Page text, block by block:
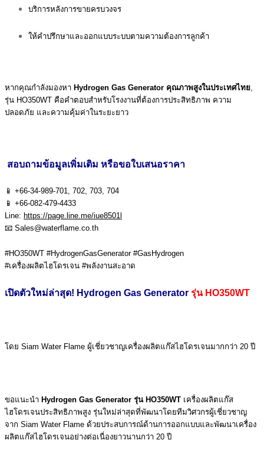
บริการหลังการขายครบวงจร
ให้คำปรึกษาและออกแบบระบบตามความต้องการลูกค้า
หากคุณกำลังมองหา Hydrogen Gas Generator คุณภาพสูงในประเทศไทย
รุ่น HO350WT คือคำตอบสำหรับโรงงานที่ต้องการประสิทธิภาพ ความ
ปลอดภัย และความคุ้มค่าในระยะยาว
สอบถามข้อมูลเพิ่มเติม หรือขอใบเสนอราคา
📱 +66-34-989-701, 702, 703, 704
📱 +66-082-479-4433
Line: https://page.line.me/iue8501l
📧 Sales@waterflame.co.th
#HO350WT #HydrogenGasGenerator #GasHydrogen
#เครื่องผลิตไฮโดรเจน #พลังงานสะอาด
เปิดตัวใหม่ล่าสุด! Hydrogen Gas Generator รุ่น HO350WT
โดย Siam Water Flame ผู้เชี่ยวชาญเครื่องผลิตแก๊สไฮโดรเจนมากกว่า 20 ปี
ขอแนะนำ Hydrogen Gas Generator รุ่น HO350WT เครื่องผลิตแก๊ส
ไฮโดรเจนประสิทธิภาพสูง รุ่นใหม่ล่าสุดที่พัฒนาโดยทีมวิศวกรผู้เชี่ยวชาญ
จาก Siam Water Flame ด้วยประสบการณ์ด้านการออกแบบและพัฒนาเครื่อง
ผลิตแก๊สไฮโดรเจนอย่างต่อเนื่องยาวนานกว่า 20 ปี